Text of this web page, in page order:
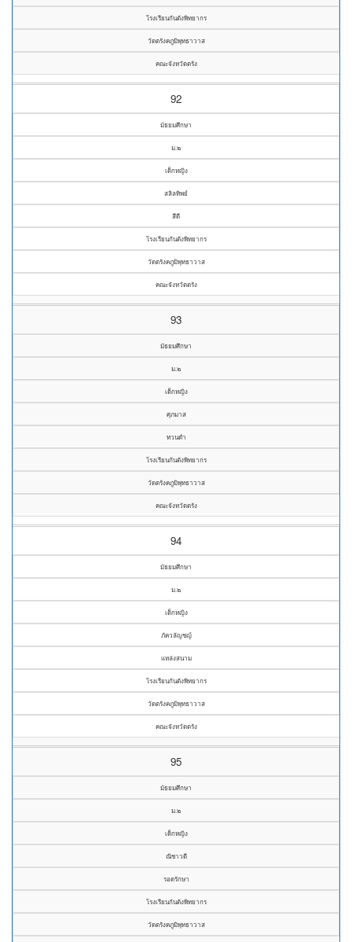
โรงเรียนกันตังพิทยากร
วัดตรังคภูมิพุทธาวาส
คณะจังหวัดตรัง
92
มัธยมศึกษา
ม.๒
เด็กหญิง
สลิลทิพย์
สีดี
โรงเรียนกันตังพิทยากร
วัดตรังคภูมิพุทธาวาส
คณะจังหวัดตรัง
93
มัธยมศึกษา
ม.๒
เด็กหญิง
ศุภมาส
ทวนดำ
โรงเรียนกันตังพิทยากร
วัดตรังคภูมิพุทธาวาส
คณะจังหวัดตรัง
94
มัธยมศึกษา
ม.๒
เด็กหญิง
ภัควลัญชญ์
แหล่งสนาม
โรงเรียนกันตังพิทยากร
วัดตรังคภูมิพุทธาวาส
คณะจังหวัดตรัง
95
มัธยมศึกษา
ม.๒
เด็กหญิง
ณิชาวดี
รอดรักษา
โรงเรียนกันตังพิทยากร
วัดตรังคภูมิพุทธาวาส